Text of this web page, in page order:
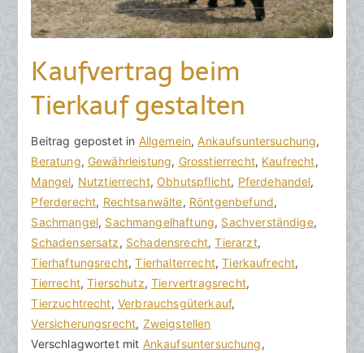
Kaufvertrag beim
Tierkauf gestalten
V
o
n
h
o
r
a
k
R
e
c
B
e
i
t
r
a
g
v
e
r
ö
Beitrag gepostet in Allgemein, Ankaufsuntersuchung,
Beratung, Gewährleistung, Grosstierrecht, Kaufrecht,
Mangel, Nutztierrecht, Obhutspflicht, Pferdehandel,
Pferderecht, Rechtsanwälte, Röntgenbefund,
Sachmangel, Sachmangelhaftung, Sachverständige,
Schadensersatz, Schadensrecht,Tierarzt,
Tierhaftungsrecht,Tierhalterrecht,Tierkaufrecht,
Tierrecht,Tierschutz,Tiervertragsrecht,
Tierzuchtrecht, Verbrauchsgüterkauf,
Versicherungsrecht, Zweigstellen
Verschlagwortet mit Ankaufsuntersuchung,
K
e
i
n
e
K
o
m
m
e
n